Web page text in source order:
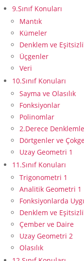
9.Sınıf Konuları
Mantık
Kümeler
Denklem ve
Üçgenler
Veri
10.Sınıf Konuları
Sayma ve Olasılık
Fonksiyonlar
Polinomlar
2.Derece
Dörtgenler ve
Uzay Geometri 1
11.Sınıf Konuları
Trigonometri 1
Analitik Geometri 1
Fonksiyonlarda
Denklem ve
Çember ve Daire
Uzay Geometri 2
Olasılık